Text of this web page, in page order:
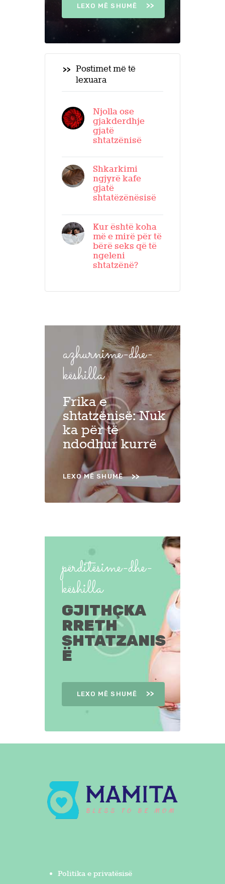
LEXO MË SHUMË
Postimet më të
lexuara
Njolla ose
gjakderdhje
gjatë
shtatzënisë
Shkarkimi
ngjyrë kafe
gjatë
shtatëzënësisë
Kur është koha
më e mirë për të
bërë seks që të
ngeleni
shtatzënë?
azhurnime-dhe-
këshilla
Frika e
shtatzënisë: Nuk
ka për të
ndodhur kurrë
LEXO MË SHUMË
përditësime-dhe-
këshilla
GJITHÇKA
RRETH
SHTATZANIS
Ë
LEXO MË SHUMË
Politika e privatësisë